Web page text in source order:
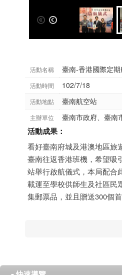
活動名稱 臺南-香港國際定
活動時間 102/7/18
活動地點 臺南航空站
主辦單位 臺南市政府、臺南
活動成果：
看好臺南府城及港澳地區旅
臺南往返香港班機，希望吸
站舉行啟航儀式，本局配合
載運至學校供師生及社區民
集郵票品，並且贈送300個